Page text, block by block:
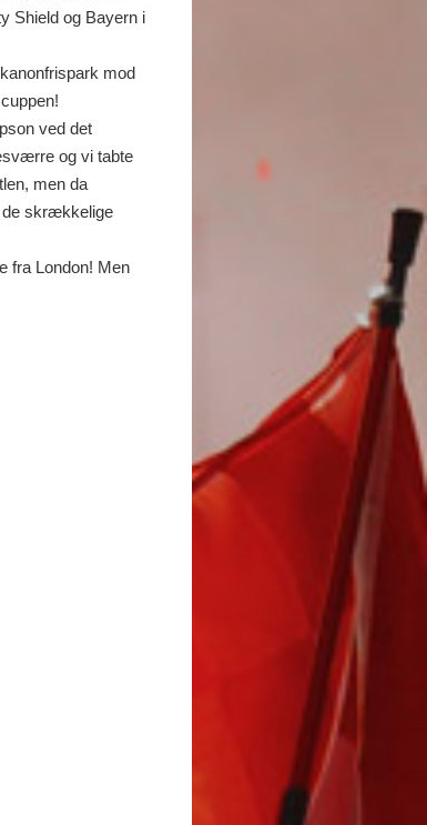
Shield og Bayern i
mod
ved det
og vi tabte
men da
de skrækkelige
fra London! Men